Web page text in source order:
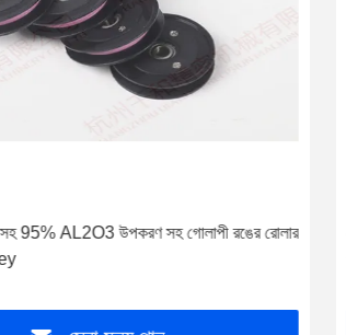
সহ 95% AL2O3 উপকরণ সহ গোলাপী রঙের রোলার